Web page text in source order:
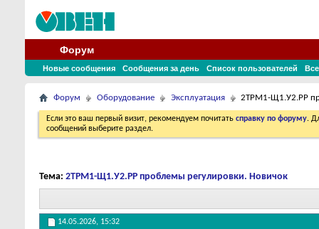
Форум
Новые сообщения Сообщения за день Список пользователей
Форум Оборудование Эксплуатация 2ТРМ1-Щ1.У2.РР
Если это ваш первый визит, рекомендуем почитать справку по форуму.
сообщений выберите раздел.
Тема: 2ТРМ1-Щ1.У2.РР проблемы регулировки. Новичок
14.05.2026, 15:32